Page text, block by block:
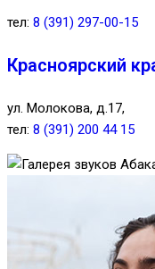
тел: 8 (391) 297-00-15
Красноярский
ул. Молокова, д.17,
тел: 8 (391) 200 44 15